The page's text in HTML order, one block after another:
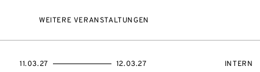
WEITERE VERANSTALTUNGEN
EVENTBEGINSON
11.03.27
EVENTENDSON 12.03.27 INTERN